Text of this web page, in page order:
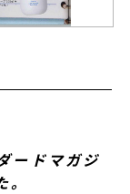
ードマガジ